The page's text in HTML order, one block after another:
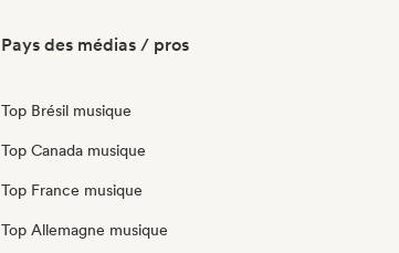
Pays des médias / pros
Top Brésil musique
Top Canada musique
Top France musique
Top Allemagne musique